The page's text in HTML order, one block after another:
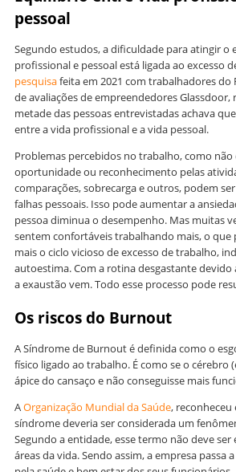
pessoal
Segundo estudos, a dificuldade para atingir o
profissional e pessoal está ligada ao excesso
pesquisafeita em 2021 com trabalhadores do
de avaliações de empreendedores Glassdoor,
metade das pessoas entrevistadas achava
entre a vida profissional e a vida pessoal.
Problemas percebidos no trabalho, como
oportunidade ou reconhecimento pelas
comparações, sobrecarga e outros, podem
falhas pessoais. Isso pode aumentar a
pessoa diminua o desempenho. Mas muitas
sentem confortáveis trabalhando mais, o que
mais o ciclo vicioso de excesso de trabalho,
autoestima. Com a rotina desgastante devido
a exaustão vem. Todo esse processo pode
Os riscos do Burnout
A Síndrome de Burnout é definida como o
físico ligado ao trabalho. É como se o cérebro
ápice do cansaço e não conseguisse mais
AOrganização Mundial da Saúde, reconheceu
síndrome deveria ser considerada um
Segundo a entidade, esse termo não deve
áreas da vida. Sendo assim, a empresa passa